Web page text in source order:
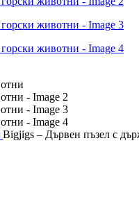
Bigjigs – Дървен пъзел с